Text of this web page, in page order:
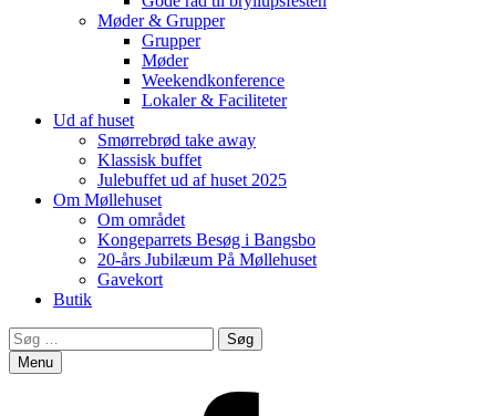
Møder & Grupper
Grupper
Møder
Weekendkonference
Lokaler & Faciliteter
Ud af huset
Smørrebrød take away
Klassisk buffet
Julebuffet ud af huset 2025
Om Møllehuset
Om området
Kongeparrets Besøg i Bangsbo
20-års Jubilæum På Møllehuset
Gavekort
Butik
Search
Søg
efter:
Menu